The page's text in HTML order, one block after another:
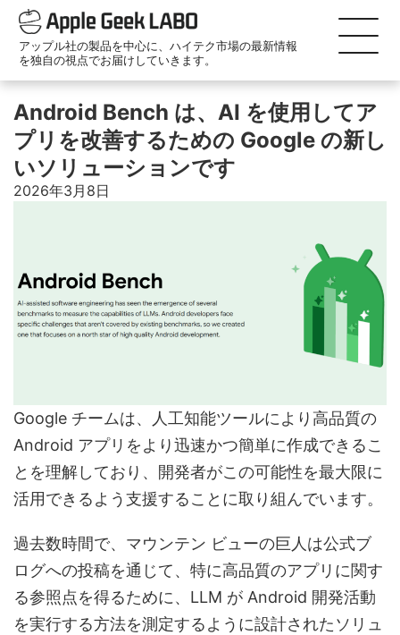
アップル社の製品を中心に、ハイテク市場の最新情報
を独自の視点でお届けしていきます。
Android Bench は、AI を使用してア
プリを改善するための Google の新し
いソリューションです
2026年3月8日
Google チームは、人工知能ツールにより高品質の
Android アプリをより迅速かつ簡単に作成できるこ
とを理解しており、開発者がこの可能性を最大限に
活用できるよう支援することに取り組んでいます。
過去数時間で、マウンテン ビューの巨人は公式ブ
ログへの投稿を通じて、特に高品質のアプリに関す
る参照点を得るために、LLM が Android 開発活動
を実行する方法を測定するように設計されたソリュ